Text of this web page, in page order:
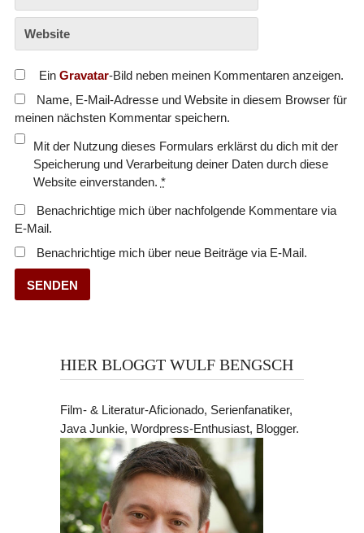
Ein Gravatar-Bild neben meinen Kommentaren anzeigen.
Name, E-Mail-Adresse und Website in diesem Browser für
meinen nächsten Kommentar speichern.
Mit der Nutzung dieses Formulars erklärst du dich mit der
Speicherung und Verarbeitung deiner Daten durch diese
Website einverstanden. *
Benachrichtige mich über nachfolgende Kommentare via
E-Mail.
Benachrichtige mich über neue Beiträge via E-Mail.
HIER BLOGGT WULF BENGSCH
Film- & Literatur-Aficionado, Serienfanatiker,
Java Junkie, Wordpress-Enthusiast, Blogger.